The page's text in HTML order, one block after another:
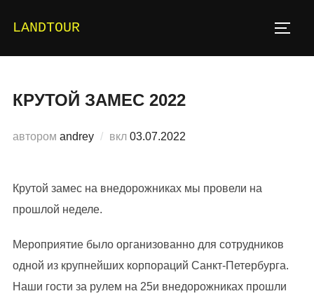
LANDTOUR
КРУТОЙ ЗАМЕС 2022
автором andrey вкл Опубликовано
03.07.2022
Крутой замес на внедорожниках мы провели на
прошлой неделе.
Мероприятие было организованно для сотрудников
одной из крупнейших корпораций Санкт-Петербурга.
Наши гости за рулем на 25и внедорожниках прошли